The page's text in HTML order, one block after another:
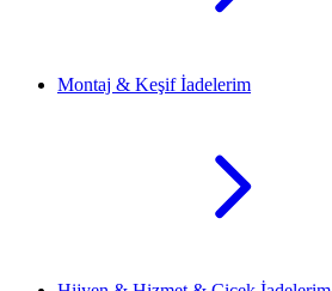
Montaj & Keşif İadelerim